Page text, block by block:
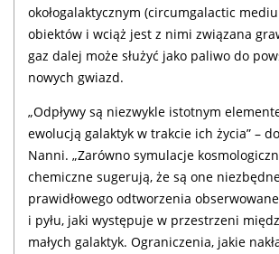
okołogalaktycznym (circumgalactic
obiektów i wciąż jest z nimi związana
gaz dalej może służyć jako paliwo do
nowych gwiazd.
„Odpływy są niezwykle istotnym
ewolucją galaktyk w trakcie ich życia” –
Nanni. „Zarówno symulacje
chemiczne sugerują, że są one
prawidłowego odtworzenia
i pyłu, jaki występuje w przestrzeni
małych galaktyk. Ograniczenia, jakie